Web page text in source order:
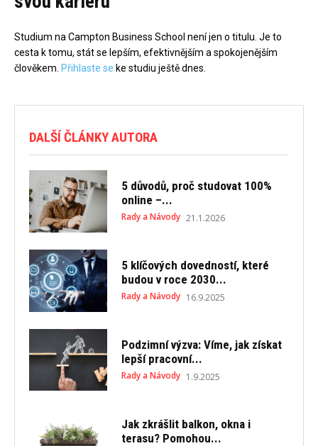
Studium na Campton Business School není jen o titulu. Je to
cesta k tomu, stát se lepším, efektivnějším a spokojenějším
člověkem. Přihlaste se ke studiu ještě dnes.
DALŠÍ ČLÁNKY AUTORA
5 důvodů, proč studovat 100%
online –...
Rady a Návody 21.1.2026
5 klíčových dovedností, které
budou v roce 2030...
Rady a Návody 16.9.2025
Podzimní výzva: Víme, jak získat
lepší pracovní...
Rady a Návody 1.9.2025
Jak zkrášlit balkon, okna i
terasu? Pomohou...